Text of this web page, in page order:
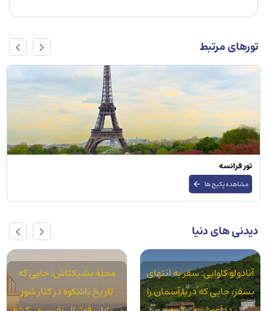
تورهای مرتبط
تور روسیه
مشاهده پکیج ها
دیدنی های دنیا
محله بشیکتاش: جایی که
تاریخ باشکوه در کنار شور
محله آکسارای: استانبول
واقعی در سایه قنات‌های رومی